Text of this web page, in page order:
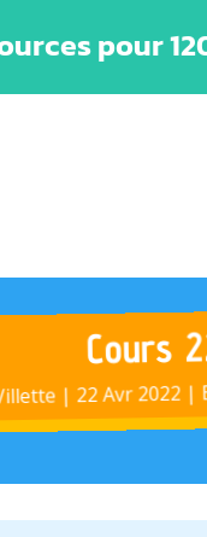
pour
Cours
| 22 Avr 2022 |